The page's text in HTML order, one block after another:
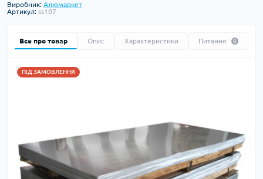
Виробник: Алюмаркет
Артикул: ss107
Все про товар Опис Характеристики Питання 0
ПІД ЗАМОВЛЕННЯ